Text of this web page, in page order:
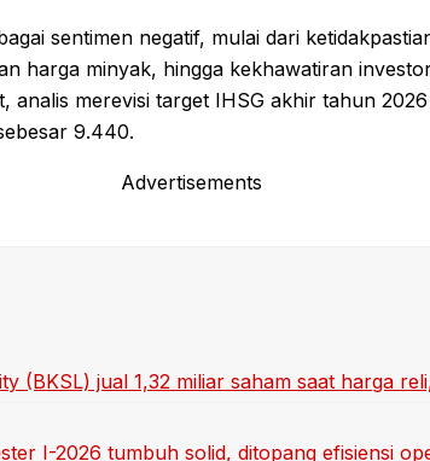
sentimen negatif, mulai dari
harga minyak, hingga kekhawatiran
analis merevisi target IHSG akhir tahun
9.440.
Advertisements
(BKSL) jual 1,32 miliar saham saat harga
I-2026 tumbuh solid, ditopang efisiensi